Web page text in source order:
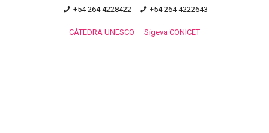
+54 264 4228422 +54 264 4222643
CÁTEDRA UNESCO Sigeva CONICET